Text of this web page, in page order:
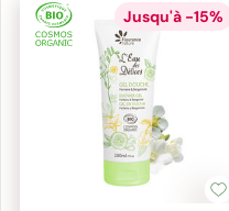
Jusqu'à -15%